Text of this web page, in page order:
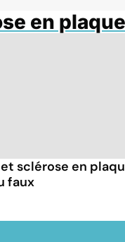
en
sclérose en
faux